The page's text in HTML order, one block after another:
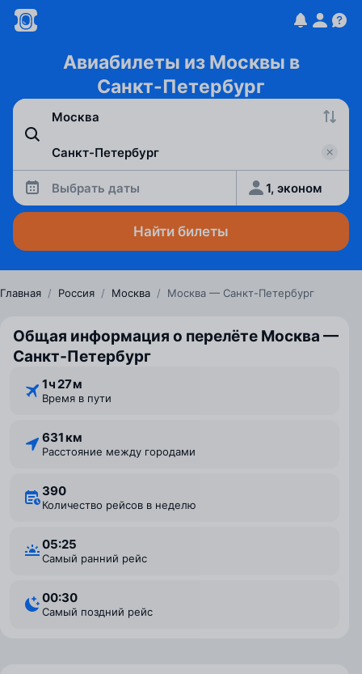
Авиабилеты из Москвы в
Санкт-Петербург
Выбрать даты 1, эконом
Найти билеты
Главная / Россия / Москва / Москва — Санкт-Петербург
Общая информация о перелёте Москва —
Санкт‑Петербург
1 ⁠ч 27 ⁠м
Время в пути
631 км
Расстояние между городами
390
Количество рейсов в неделю
05:25
Самый ранний рейс
00:30
Самый поздний рейс